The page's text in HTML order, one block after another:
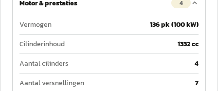
Motor & prestaties 4
Vermogen
136 pk (100 kW)
Cilinderinhoud
1332 cc
Aantal cilinders
4
Aantal versnellingen
7